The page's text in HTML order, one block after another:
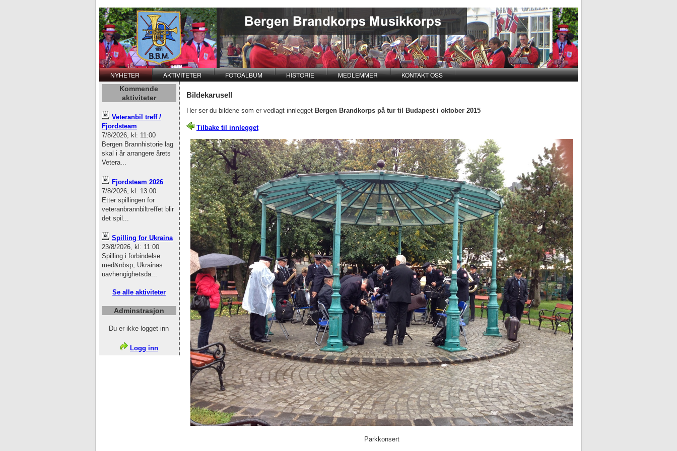
NYHETER AKTIVITETER FOTOALBUM HISTORIE MEDLEMMER KONTAKT OSS
Bildekarusell
Her ser du bildene som er vedlagt innlegget Bergen Brandkorps på tur til Budapest i oktober 2015
Tilbake til innlegget
Parkkonsert
Kommende
aktiviteter
Veteranbil treff /
Fjordsteam
7/8/2026, kl: 11:00
Bergen Brannhistorie lag
skal i år arrangere årets
Vetera...
Fjordsteam 2026
7/8/2026, kl: 13:00
Etter spillingen for
veteranbrannbiltreffet blir
det spil...
Spilling for Ukraina
23/8/2026, kl: 11:00
Spilling i forbindelse
med&nbsp; Ukrainas
uavhengighetsda...
Se alle aktiviteter
Adminstrasjon
Du er ikke logget inn
Logg inn